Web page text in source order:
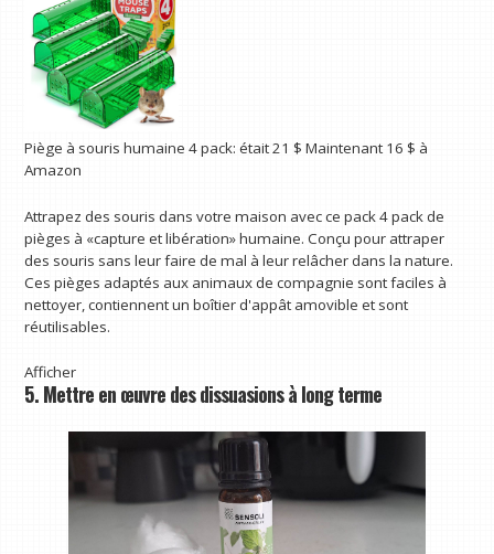
Piège à souris humaine 4 pack: était 21 $ Maintenant 16 $ à
Amazon
Attrapez des souris dans votre maison avec ce pack 4 pack de
pièges à «capture et libération» humaine. Conçu pour attraper
des souris sans leur faire de mal à leur relâcher dans la nature.
Ces pièges adaptés aux animaux de compagnie sont faciles à
nettoyer, contiennent un boîtier d'appât amovible et sont
réutilisables.
Afficher
5. Mettre en œuvre des dissuasions à long terme